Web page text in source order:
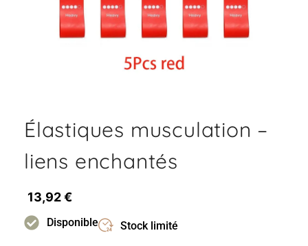
Élastiques musculation –
liens enchantés
13,92€
Disponible Stock limité